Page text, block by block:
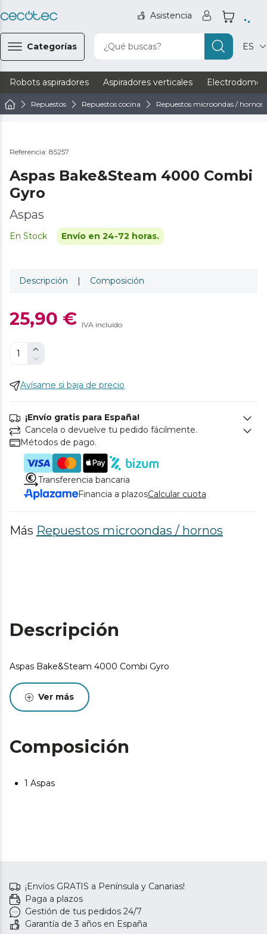
Asistencia
Categorías ¿Qué buscas? ES
Robots aspiradores Aspiradores verticales
Repuestos Repuestos cocina Repuestos microondas / hornos
Referencia: 85257
Aspas Bake&Steam 4000 Combi
Gyro
Aspas
En Stock Envío en 24-72 horas.
Descripción | Composición
25,90 € IVA incluido
Avísame si baja de precio
¡Envío gratis para España!
Cancela o devuelve tu pedido fácilmente.
Métodos de pago.
Transferencia bancaria
Financia a plazosCalcular cuota
Más Repuestos microondas / hornos
Descripción
Aspas Bake&Steam 4000 Combi Gyro
Ver más
Composición
1 Aspas
¡Envíos GRATIS a Península y Canarias!
Paga a plazos
Gestión de tus pedidos 24/7
Garantía de 3 años en España